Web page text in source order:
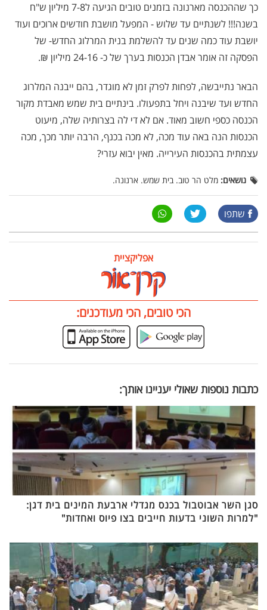
כך שההכנסה מארנונה בזמנים טובים הגיעה ל7-8 מיליון ש"ח
בשנה!!! לשנתיים עד שלוש - המפעל מושבת חודשים ארוכים ועוד
יושבת עוד כמה שנים עד להשלמת בנית המרלוג החדש- של
הפסקה זה אומר אבדן הכנסות בערך של כ- 24-16 מיליון ₪.
הבאר נתייבשה, לפחות לפרק זמן לא מוגדר, בהם ייבנה המלרוג
החדש ועד שיבנה ויחל בתפעולו. בינתיים בית שמש מאבדת מקור
הכנסה כספי חשוב מאוד. אם לא די לה בצרותיה שלה, מיעוט
הכנסות הנה באה עוד מכה, לא מכה בכנף, הרבה יותר מכך, מכה
עצמתית בהכנסות העירייה. מאין יבוא עזרי?
נושאים: מלט הר טוב. בית שמש. ארנונה.
שתפו
אפליקציית
הכי טובים, הכי מעודכנים:
כתבות נוספות שאולי יעניינו אותך:
סגן השר אבוטבול בכנס מגדלי ארבעת המינים בית דגן:
"למרות השוני בדעות חייבים בצו פיוס ואחדות"